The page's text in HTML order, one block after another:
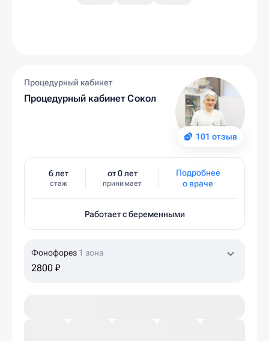
101 отзыв
Процедурный кабинет
Процедурный кабинет Сокол
6 лет
стаж
от 0 лет
принимает
Подробнее
о враче
Работает с беременными
Фонофорез 1 зона
2800 ₽